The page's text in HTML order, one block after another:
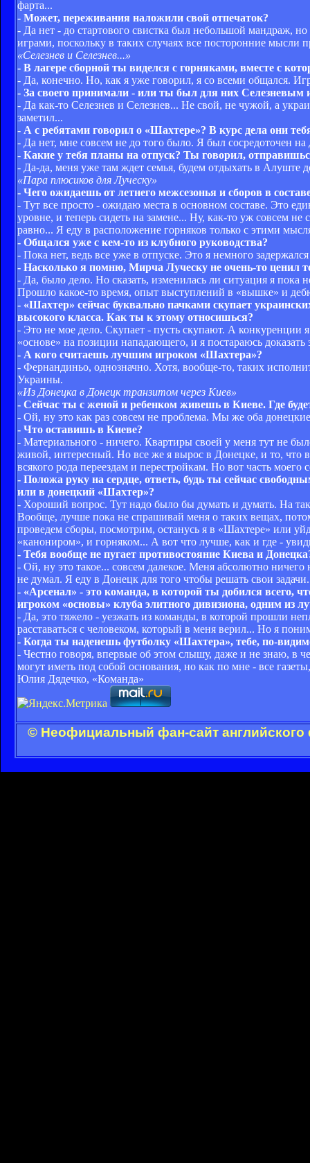
фарта...
- Может, переживания наложили свой отпечаток?
- Да нет - до стартового свистка был небольшой мандраж,
играми, поскольку в таких случаях все посторонние
«Селезнев и Селезнев...»
- В лагере сборной ты виделся с горняками, вместе с
- Да, конечно. Но, как я уже говорил, я со всеми общался.
- За своего принимали - или ты был для них Селезневым
- Да как-то Селезнев и Селезнев... Не свой, не чужой, а
заметил...
- А с ребятами говорил о «Шахтере»? В курс дела они
- Да нет, мне совсем не до того было. Я был сосредоточен на
- Какие у тебя планы на отпуск? Ты говорил,
- Да-да, меня уже там ждет семья, будем отдыхать в Алуште
«Пара плюсиков для Луческу»
- Чего ожидаешь от летнего межсезонья и сборов в
- Тут все просто - ожидаю места в основном составе. Это
уровне, и теперь сидеть на замене... Ну, как-то уж совсем
равно... Я еду в расположение горняков только с этими
- Общался уже с кем-то из клубного руководства?
- Пока нет, ведь все уже в отпуске. Это я немного
- Насколько я помню, Мирча Луческу не очень-то ценил
- Да, было дело. Но сказать, изменилась ли ситуация я пока
Прошло какое-то время, опыт выступлений в «вышке» и
- «Шахтер» сейчас буквально пачками скупает
высокого класса. Как ты к этому относишься?
- Это не мое дело. Скупает - пусть скупают. А конкуренции
«основе» на позиции нападающего, и я постараюсь доказать
- А кого считаешь лучшим игроком «Шахтера»?
- Фернандиньо, однозначно. Хотя, вообще-то, таких
Украины.
«Из Донецка в Донецк транзитом через Киев»
- Сейчас ты с женой и ребенком живешь в Киеве. Где
- Ой, ну это как раз совсем не проблема. Мы же оба
- Что оставишь в Киеве?
- Материального - ничего. Квартиры своей у меня тут не
живой, интересный. Но все же я вырос в Донецке, и то, что
всякого рода переездам и перестройкам. Но вот часть моего
- Положа руку на сердце, ответь, будь ты сейчас
или в донецкий «Шахтер»?
- Хороший вопрос. Тут надо было бы думать и думать. На
Вообще, лучше пока не спрашивай меня о таких вещах,
проведем сборы, посмотрим, останусь я в «Шахтере» или
«канониром», и горняком... А вот что лучше, как и где -
- Тебя вообще не пугает противостояние Киева и
- Ой, ну это такое... совсем далекое. Меня абсолютно ничего
не думал. Я еду в Донецк для того чтобы решать свои
- «Арсенал» - это команда, в которой ты добился
игроком «основы» клуба элитного дивизиона, одним из
- Да, это тяжело - уезжать из команды, в которой прошли
расставаться с человеком, который в меня верил... Но я
- Когда ты наденешь футболку «Шахтера», тебе, по-
- Честно говоря, впервые об этом слышу, даже и не знаю, в
могут иметь под собой основания, но как по мне - все
Юлия Дядечко, «Команда»
© Неофициальный фан-сайт английского